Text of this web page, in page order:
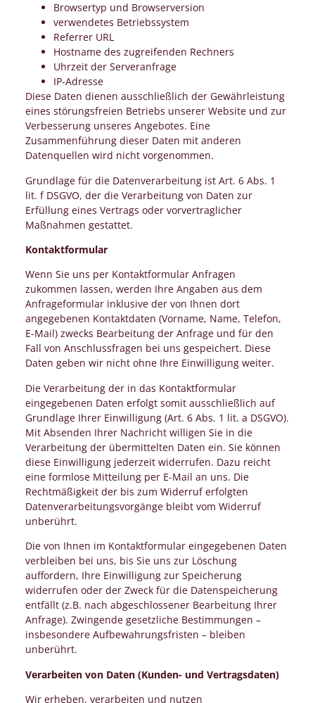
Browsertyp und Browserversion
verwendetes Betriebssystem
Referrer URL
Hostname des zugreifenden Rechners
Uhrzeit der Serveranfrage
IP-Adresse
Diese Daten dienen ausschließlich der Gewährleistung
eines störungsfreien Betriebs unserer Website und zur
Verbesserung unseres Angebotes. Eine
Zusammenführung dieser Daten mit anderen
Datenquellen wird nicht vorgenommen.
Grundlage für die Datenverarbeitung ist Art. 6 Abs. 1
lit. f DSGVO, der die Verarbeitung von Daten zur
Erfüllung eines Vertrags oder vorvertraglicher
Maßnahmen gestattet.
Kontaktformular
Wenn Sie uns per Kontaktformular Anfragen
zukommen lassen, werden Ihre Angaben aus dem
Anfrageformular inklusive der von Ihnen dort
angegebenen Kontaktdaten (Vorname, Name, Telefon,
E-Mail) zwecks Bearbeitung der Anfrage und für den
Fall von Anschlussfragen bei uns gespeichert. Diese
Daten geben wir nicht ohne Ihre Einwilligung weiter.
Die Verarbeitung der in das Kontaktformular
eingegebenen Daten erfolgt somit ausschließlich auf
Grundlage Ihrer Einwilligung (Art. 6 Abs. 1 lit. a DSGVO).
Mit Absenden Ihrer Nachricht willigen Sie in die
Verarbeitung der übermittelten Daten ein. Sie können
diese Einwilligung jederzeit widerrufen. Dazu reicht
eine formlose Mitteilung per E-Mail an uns. Die
Rechtmäßigkeit der bis zum Widerruf erfolgten
Datenverarbeitungsvorgänge bleibt vom Widerruf
unberührt.
Die von Ihnen im Kontaktformular eingegebenen Daten
verbleiben bei uns, bis Sie uns zur Löschung
auffordern, Ihre Einwilligung zur Speicherung
widerrufen oder der Zweck für die Datenspeicherung
entfällt (z.B. nach abgeschlossener Bearbeitung Ihrer
Anfrage). Zwingende gesetzliche Bestimmungen –
insbesondere Aufbewahrungsfristen – bleiben
unberührt.
Verarbeiten von Daten (Kunden- und Vertragsdaten)
Wir erheben, verarbeiten und nutzen